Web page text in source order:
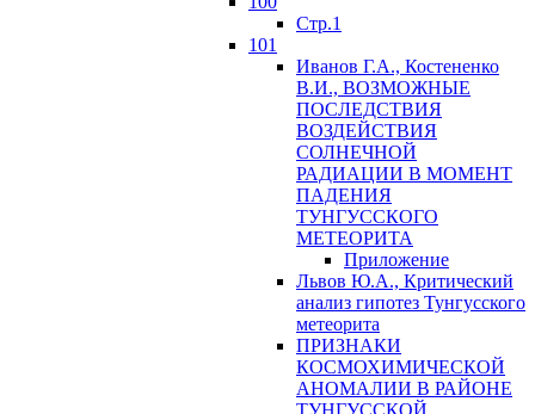
Стр.1
101
Иванов Г.А., Костененко
В.И., ВОЗМОЖНЫЕ
ПОСЛЕДСТВИЯ
ВОЗДЕЙСТВИЯ
СОЛНЕЧНОЙ
РАДИАЦИИ В МОМЕНТ
ПАДЕНИЯ
ТУНГУССКОГО
MЕТЕОРИТА
Приложение
Львов Ю.A., Критический
анализ гипотез Тунгусского
метеорита
ПРИЗНАКИ
КОСМОХИМИЧЕСКОЙ
АНОМАЛИИ В РАЙОНЕ
ТУНГУССКОЙ